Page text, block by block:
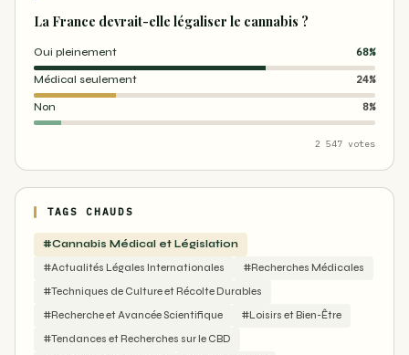
La France devrait-elle légaliser le cannabis ?
Oui pleinement 68%
Médical seulement 24%
Non 8%
2 547 votes
TAGS CHAUDS
#Cannabis Médical et Législation
#Actualités Légales Internationales
#Recherches Médicales
#Techniques de Culture et Récolte Durables
#Recherche et Avancée Scientifique
#Loisirs et Bien-Être
#Tendances et Recherches sur le CBD